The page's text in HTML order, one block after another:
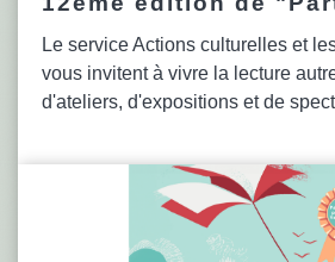
Le service Actions culturelles et
vous invitent à vivre la lecture
d'ateliers, d'expositions et de